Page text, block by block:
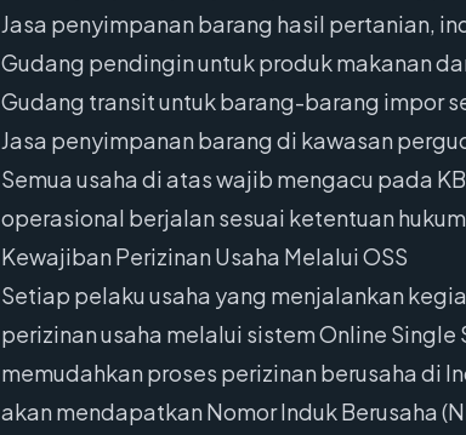
Jasa penyimpanan barang hasil pertanian,
Gudang pendingin untuk produk makanan
Gudang transit untuk barang-barang impor
Jasa penyimpanan barang di kawasan
Semua usaha di atas wajib mengacu pada
operasional berjalan sesuai ketentuan
Kewajiban Perizinan Usaha Melalui OSS
Setiap pelaku usaha yang menjalankan
perizinan usaha melalui sistem Online
memudahkan proses perizinan berusaha di
akan mendapatkan Nomor Induk Berusaha